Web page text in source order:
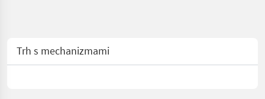
Trh s mechanizmami